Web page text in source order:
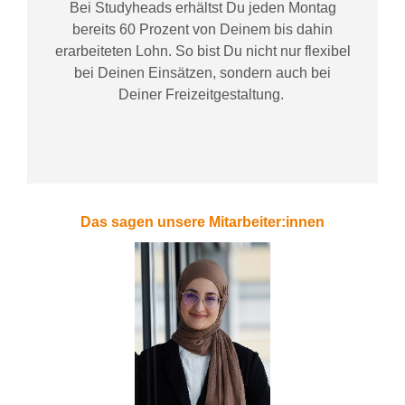
Bei Studyheadserhältst Du jeden Montag
bereits 60 Prozent von Deinem bis dahin
erarbeiteten Lohn. So bist Du nicht nur flexibel
bei Deinen Einsätzen, sondern auch bei
DeinerFreizeitgestaltung.
Das sagen unsere Mitarbeiter:innen